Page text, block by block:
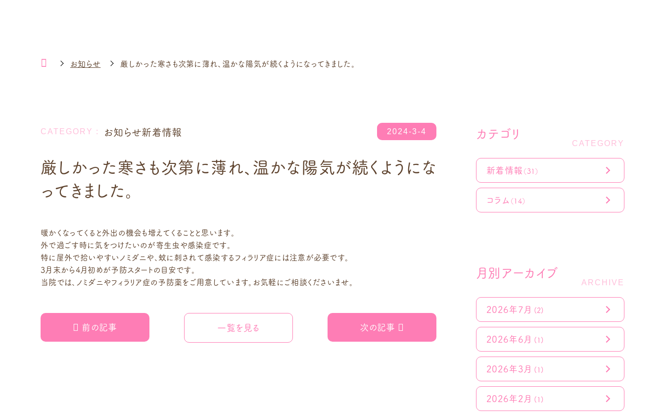
お知らせ 厳しかった寒さも次第に薄れ、温かな陽気が続くようになってきました。
お知らせ新着情報 2024-3-4
厳しかった寒さも次第に薄れ、温かな陽気が続くようにな
ってきました。
暖かくなってくると外出の機会も増えてくることと思います。
外で過ごす時に気をつけたいのが寄生虫や感染症です。
特に屋外で拾いやすいノミダニや、蚊に刺されて感染するフィラリア症には注意が必要です。
3月末から4月初めが予防スタートの目安です。
当院では、ノミダニやフィラリア症の予防薬をご用意しています。お気軽にご相談くださいませ。
前の記事 一覧を見る 次の記事
カテゴリ
新着情報 （31）
コラム （14）
月別アーカイブ
2026年7月 (2)
2026年6月 (1)
2026年3月 (1)
2026年2月 (1)